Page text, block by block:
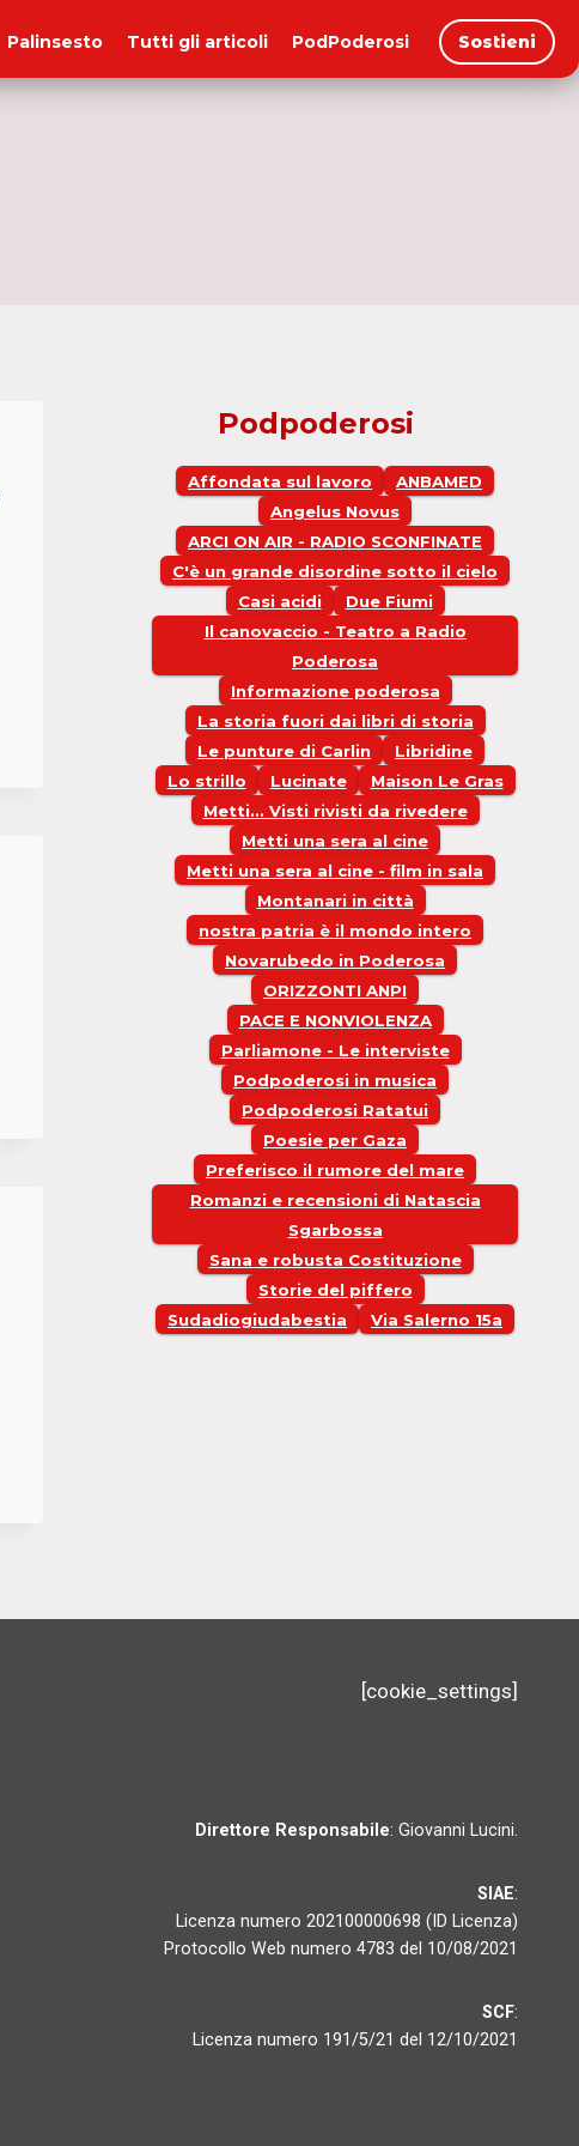
Palinsesto Tutti gli articoli PodPoderosi Sostieni
Podpoderosi
Affondata sul lavoro
ANBAMED
Angelus Novus
ARCI ON AIR - RADIO SCONFINATE
C'è un grande disordine sotto il cielo
Casi acidi
Due Fiumi
Il canovaccio - Teatro a Radio
Poderosa
Informazione poderosa
La storia fuori dai libri di storia
Le punture di Carlin
Libridine
Lo strillo
Lucinate
Maison Le Gras
Metti... Visti rivisti da rivedere
Metti una sera al cine
Metti una sera al cine - film in sala
Montanari in città
nostra patria è il mondo intero
Novarubedo in Poderosa
ORIZZONTI ANPI
PACE E NONVIOLENZA
Parliamone - Le interviste
Podpoderosi in musica
Podpoderosi Ratatui
Poesie per Gaza
Preferisco il rumore del mare
Romanzi e recensioni di Natascia
Sgarbossa
Sana e robusta Costituzione
Storie del piffero
Sudadiogiudabestia
Via Salerno 15a
[cookie_settings]
Direttore Responsabile: Giovanni Lucini.
SIAE:
Licenza numero 202100000698 (ID Licenza)
Protocollo Web numero 4783 del 10/08/2021
SCF:
Licenza numero 191/5/21 del 12/10/2021